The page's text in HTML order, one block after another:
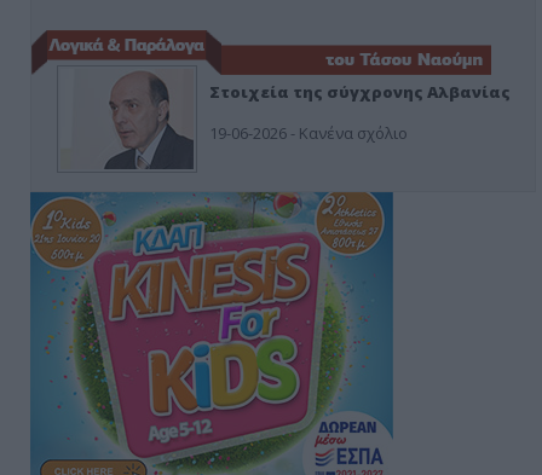
Στοιχεία της σύγχρονης Αλβανίας
19-06-2026 - Κανένα σχόλιο